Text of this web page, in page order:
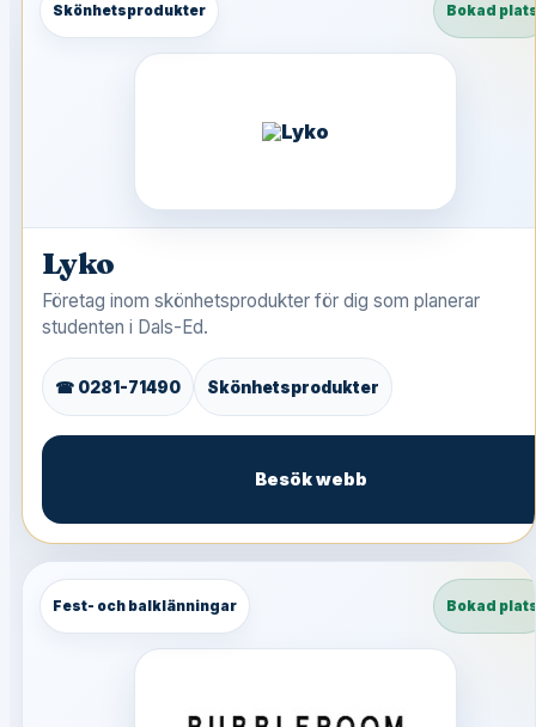
Skönhetsprodukter Bokad
Lyko
Företag inom skönhetsprodukter för dig som planerar
studenten i Dals-Ed.
☎ 0281-71490 Skönhetsprodukter
Besök webb
Fest- och balklänningar Bokad